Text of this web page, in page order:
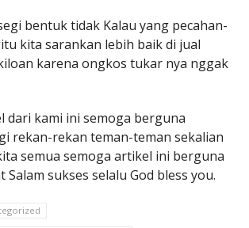
bentuk tidak Kalau yang pecahan-
kita sarankan lebih baik di jual
karena ongkos tukar nya nggak
dari kami ini semoga berguna
rekan-rekan teman-teman sekalian
semua semoga artikel ini berguna
sukses selalu God bless you.